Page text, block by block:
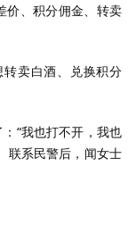
价、积分佣金、转卖
卖白酒、兑换积分
“我也打不开，我也
联系民警后，闻女士